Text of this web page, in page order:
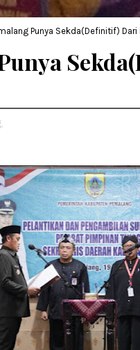
Punya Sekda(Definitif) Dari